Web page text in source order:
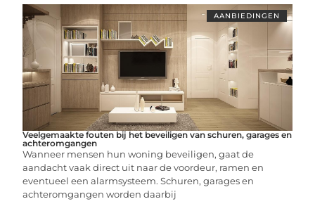
AANBIEDINGEN
Veelgemaakte fouten bij het beveiligen van schuren, garages en
achteromgangen
Wanneer mensen hun woning beveiligen, gaat de
aandacht vaak direct uit naar de voordeur, ramen en
eventueel een alarmsysteem. Schuren, garages en
achteromgangen worden daarbij